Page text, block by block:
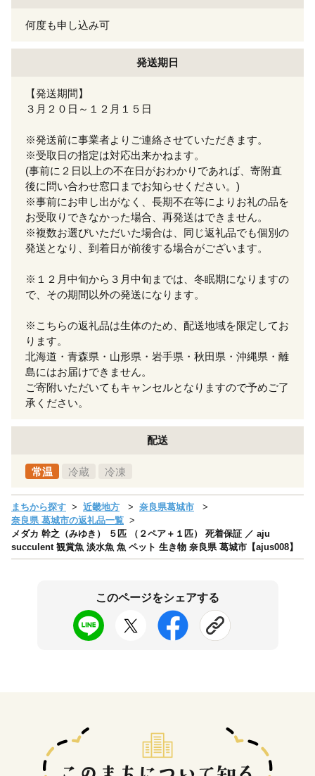
何度も申し込み可
発送期日
【発送期間】
３月２０日～１２月１５日
※発送前に事業者よりご連絡させていただきます。
※受取日の指定は対応出来かねます。
(事前に２日以上の不在日がおわかりであれば、寄附直
後に問い合わせ窓口までお知らせください。)
※事前にお申し出がなく、長期不在等によりお礼の品を
お受取りできなかった場合、再発送はできません。
※複数お選びいただいた場合は、同じ返礼品でも個別の
発送となり、到着日が前後する場合がございます。
※１２月中旬から３月中旬までは、冬眠期になりますの
で、その期間以外の発送になります。
※こちらの返礼品は生体のため、配送地域を限定してお
ります。
北海道・青森県・山形県・岩手県・秋田県・沖縄県・離
島にはお届けできません。
ご寄附いただいてもキャンセルとなりますので予めご了
承ください。
配送
常温 冷蔵 冷凍
まちから探す 近畿地方
奈良県葛城市
奈良県 葛城市の返礼品一覧
メダカ 幹之（みゆき） ５匹 （２ペア＋１匹） 死着保証 ／ aju
succulent 観賞魚 淡水魚 魚 ペット 生き物 奈良県 葛城市【ajus008】
このページをシェアする